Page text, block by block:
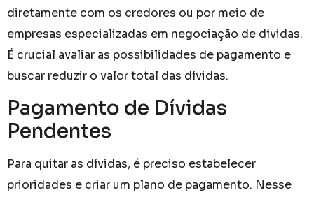
diretamente com os credores ou por meio de
empresas especializadas em negociação de dívidas.
É crucial avaliar as possibilidades de pagamento e
buscar reduzir o valor total das dívidas.
Pagamento de Dívidas
Pendentes
Para quitar as dívidas, é preciso estabelecer
prioridades e criar um plano de pagamento. Nesse